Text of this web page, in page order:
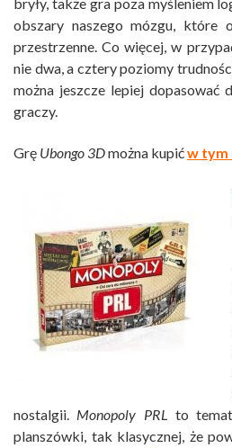
obszary naszego mózgu, które
przestrzenne. Co więcej, w
nie dwa, a cztery poziomy
można jeszcze lepiej dopasować
graczy.
Grę Ubongo 3Dmożna kupićw tym
nostalgii. Monopoly PRL to
planszówki, tak klasycznej, że